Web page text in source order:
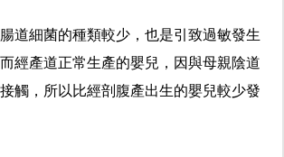
道細菌的種類較少，也是引致過敏發生
經產道正常生產的嬰兒，因與母親陰道
觸，所以比經剖腹產出生的嬰兒較少發